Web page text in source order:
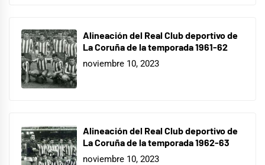
Alineación del Real Club deportivo de
La Coruña de la temporada 1961-62
noviembre 10, 2023
Alineación del Real Club deportivo de
La Coruña de la temporada 1962-63
noviembre 10, 2023